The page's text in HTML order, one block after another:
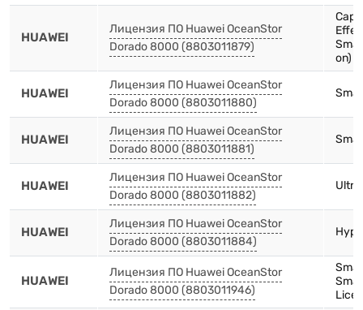
HUAWEI
Лицензия ПО Huawei OceanStor
Dorado 8000 (8803011879)
on)
HUAWEI
Лицензия ПО Huawei OceanStor
Dorado 8000 (8803011880)
HUAWEI
Лицензия ПО Huawei OceanStor
Dorado 8000 (8803011881)
HUAWEI
Лицензия ПО Huawei OceanStor
Dorado 8000 (8803011882)
HUAWEI
Лицензия ПО Huawei OceanStor
Dorado 8000 (8803011884)
HUAWEI
Лицензия ПО Huawei OceanStor
Dorado 8000 (8803011946)